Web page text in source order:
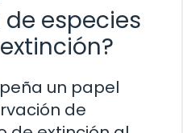
especies
un papel
de